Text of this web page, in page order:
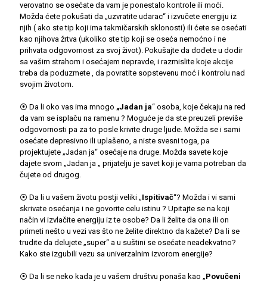
verovatno se osećate da vam je ponestalo kontrole ili moći.
Možda ćete pokušati da „uzvratite udarac“ i izvučete energiju iz
njih ( ako ste tip koji ima takmičarskih sklonosti) ili ćete se osećati
kao njihova žrtva (ukoliko ste tip koji se oseća nemoćno i ne
prihvata odgovornost za svoj život). Pokušajte da dođete u dodir
sa vašim strahom i osećajem nepravde, i razmislite koje akcije
treba da poduzmete , da povratite sopstevenu moć i kontrolu nad
svojim životom.
⦿ Da li oko vas ima mnogo „Jadan ja“ osoba, koje čekaju na red
da vam se isplaču na ramenu ? Moguće je da ste preuzeli previše
odgovornosti pa za to posle krivite druge ljude. Možda se i sami
osećate depresivno ili uplašeno, a niste svesni toga, pa
projektujete „Jadan ja“ osećaje na druge. Možda savete koje
dajete svom „Jadan ja „ prijatelju je savet koji je vama potreban da
čujete od drugog.
⦿ Da li u vašem životu postji veliki „Ispitivač“? Možda i vi sami
skrivate osećanja i ne govorite celu istinu ? Upitajte se na koji
način vi izvlačite energiju iz te osobe? Da li želite da ona ili on
primeti nešto u vezi vas što ne želite direktno da kažete? Da li se
trudite da delujete „super“ a u suštini se osećate neadekvatno?
Kako ste izgubili vezu sa univerzalnim izvorom energije?
⦿ Da li se neko kada je u vašem društvu ponaša kao „Povučeni